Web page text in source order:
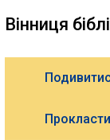
Вінниця